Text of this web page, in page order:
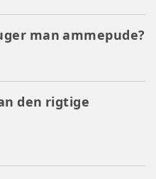
man ammepude?
den rigtige